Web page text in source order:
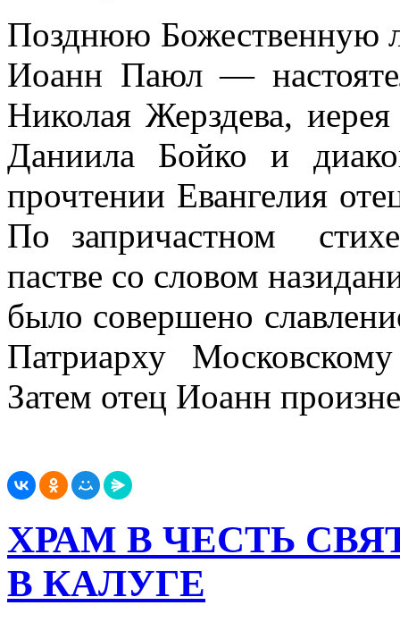
Позднюю Божественную
Иоанн Паюл —
Николая Жерздева,
Даниила Бойко и
прочтении Евангелия
По запричастном
пастве со словом
было совершено
Патриарху
Затем отец Иоанн
ХРАМ В ЧЕСТЬ
В КАЛУГЕ